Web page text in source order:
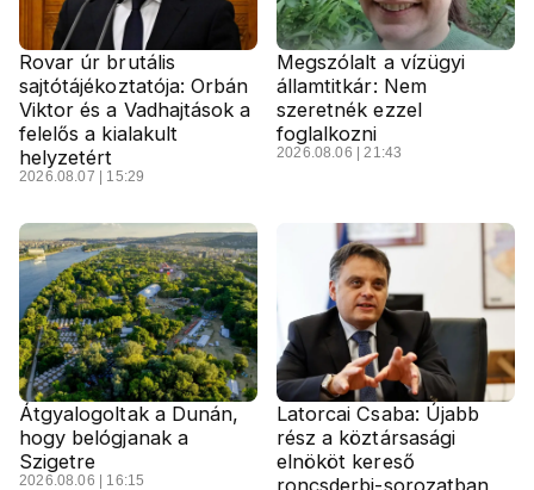
Rovar úr brutális
sajtótájékoztatója: Orbán
Viktor és a Vadhajtások a
felelős a kialakult
helyzetért
2026.08.07 | 15:29
Megszólalt a vízügyi
államtitkár: Nem
szeretnék ezzel
foglalkozni
2026.08.06 | 21:43
Átgyalogoltak a Dunán,
hogy belógjanak a
Szigetre
2026.08.06 | 16:15
Latorcai Csaba: Újabb
rész a köztársasági
elnököt kereső
roncsderbi-sorozatban